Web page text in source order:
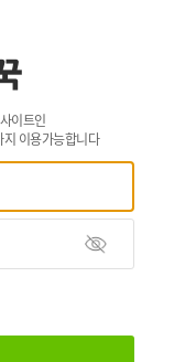
이트인
이용가능합니다